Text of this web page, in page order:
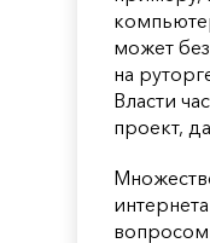
может
на
Власти
проект,